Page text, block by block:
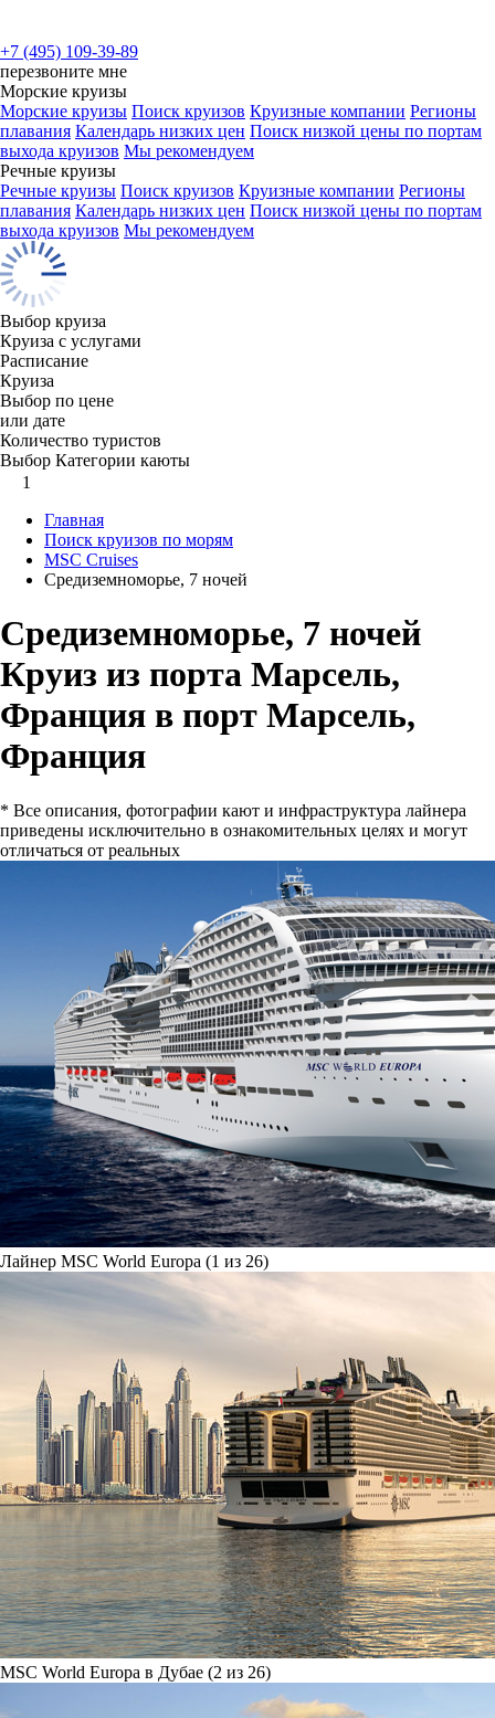
+7 (495) 109-39-89
перезвоните мне
Морские круизы
Морские круизы Поиск круизов Круизные компании Регионы
плавания Календарь низких цен Поиск низкой цены по портам
выхода круизов Мы рекомендуем
Речные круизы
Речные круизы Поиск круизов Круизные компании Регионы
плавания Календарь низких цен Поиск низкой цены по портам
выхода круизов Мы рекомендуем
Выбор круиза
Круиза с услугами
Расписание
Круиза
Выбор по цене
или дате
Количество туристов
Выбор Категории каюты
1
Главная
Поиск круизов по морям
MSC Cruises
Средиземноморье, 7 ночей
Средиземноморье, 7 ночей
Круиз из порта Марсель,
Франция в порт Марсель,
Франция
* Все описания, фотографии кают и инфраструктура лайнера
приведены исключительно в ознакомительных целях и могут
отличаться от реальных
Лайнер MSC World Europa (1 из 26)
MSC World Europa в Дубае (2 из 26)